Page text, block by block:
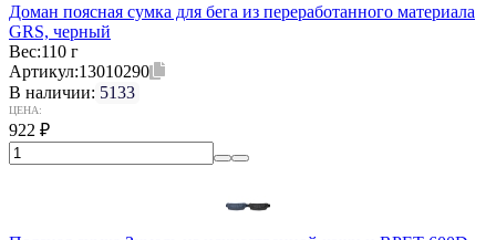
Доман поясная сумка для бега из переработанного материала
GRS, черный
Вес:110 г
Артикул:13010290
В наличии: 5133
ЦЕНА:
922 ₽